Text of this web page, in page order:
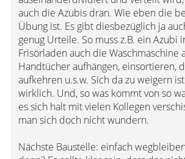
auch die Azubis dran. Wie eben die
Übung ist. Es gibt diesbezüglich ja
genug Urteile. So muss z.B. ein Azubi
Frisörladen auch die Waschmaschine
Handtücher aufhängen, einsortieren,
aufkehren u.s.w. Sich da zu weigern
wirklich. Und, so was kommt von so
es sich halt mit vielen Kollegen
man sich doch nicht wundern.
Nächste Baustelle: einfach